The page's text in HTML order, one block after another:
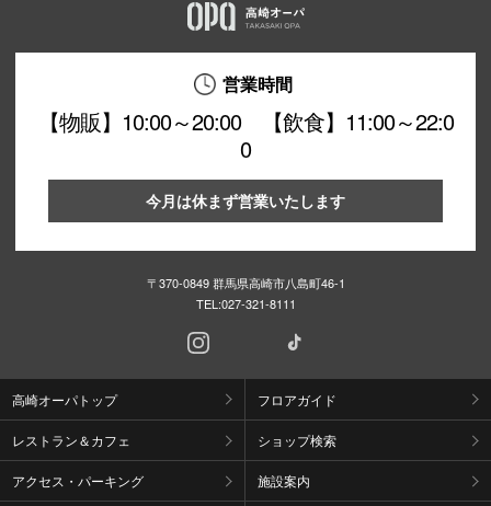
営業時間
【物販】10:00～20:00 【飲食】11:00～22:0
0
今月は休まず営業いたします
〒370-0849 群馬県高崎市八島町46-1
TEL:027-321-8111
高崎オーパトップ フロアガイド
レストラン＆カフェ ショップ検索
アクセス・パーキング 施設案内